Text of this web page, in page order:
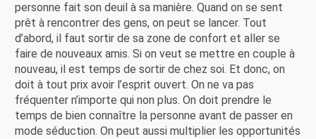
personne fait son deuil à sa manière. Quand on se sent
prêt à rencontrer des gens, on peut se lancer. Tout
d’abord, il faut sortir de sa zone de confort et aller se
faire de nouveaux amis. Si on veut se mettre en couple à
nouveau, il est temps de sortir de chez soi. Et donc, on
doit à tout prix avoir l’esprit ouvert. On ne va pas
fréquenter n’importe qui non plus. On doit prendre le
temps de bien connaître la personne avant de passer en
mode séduction. On peut aussi multiplier les opportunités